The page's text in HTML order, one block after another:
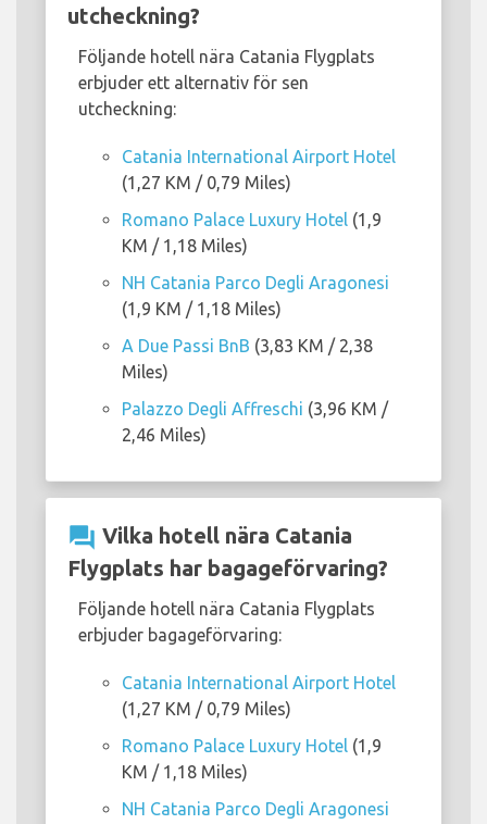
utcheckning?
Följande hotell nära Catania Flygplats
erbjuder ett alternativ för sen
utcheckning:
Catania International Airport Hotel
(1,27 KM / 0,79 Miles)
Romano Palace Luxury Hotel (1,9
KM / 1,18 Miles)
NH Catania Parco Degli Aragonesi
(1,9 KM / 1,18 Miles)
A Due Passi BnB (3,83 KM / 2,38
Miles)
Palazzo Degli Affreschi (3,96 KM /
2,46 Miles)
question_answer Vilka hotell nära Catania
Flygplats har bagageförvaring?
Följande hotell nära Catania Flygplats
erbjuder bagageförvaring:
Catania International Airport Hotel
(1,27 KM / 0,79 Miles)
Romano Palace Luxury Hotel (1,9
KM / 1,18 Miles)
NH Catania Parco Degli Aragonesi